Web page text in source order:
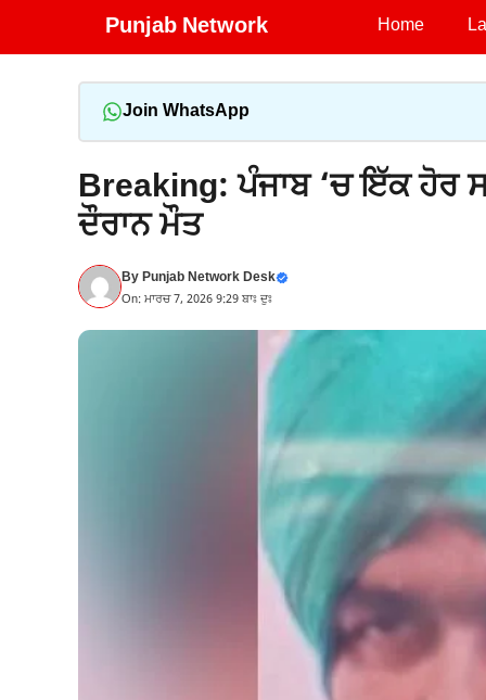
Punjab Network Home
Join WhatsApp
Breaking: ਪੰਜਾਬ ‘ਚ ਇੱਕ ਹੋਰ
ਦੌਰਾਨ ਮੌਤ
ByPunjab Network Desk
On: ਮਾਰਚ 7, 2026 9:29 ਬਾਃ ਦੁਃ